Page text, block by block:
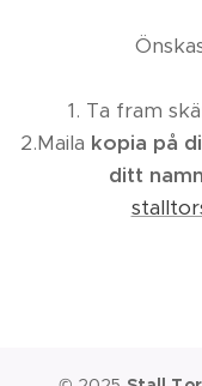
1. Ta fram
2.Maila kopia på
ditt namn